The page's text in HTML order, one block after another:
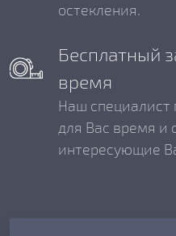
остекления.
Бесплатный
время
Наш специалист
для Вас время и
интересующие